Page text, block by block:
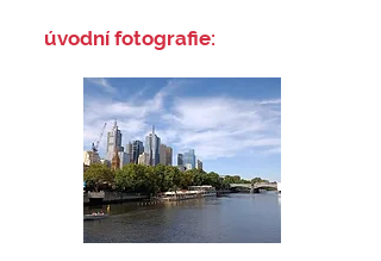
úvodní fotografie: